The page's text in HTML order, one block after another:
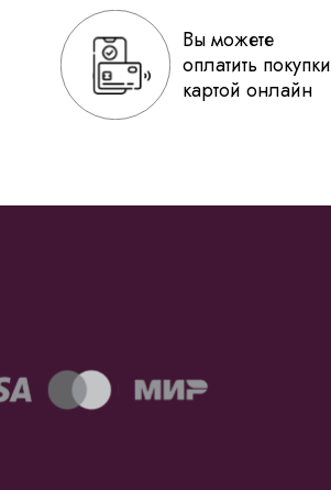
Вы можете
оплатить покупки
картой онлайн